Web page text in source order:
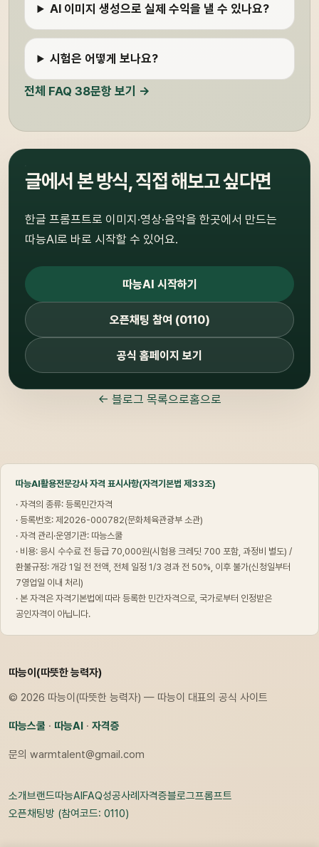
AI 이미지 생성으로 실제 수익을 낼 수 있나요?
시험은 어떻게 보나요?
전체 FAQ 38문항 보기 →
글에서 본 방식, 직접 해보고 싶다면
한글 프롬프트로 이미지·영상·음악을 한곳에서 만드는
따능AI로 바로 시작할 수 있어요.
따능AI 시작하기
오픈채팅 참여 (0110)
공식 홈페이지 보기
← 블로그 목록으로홈으로
따능AI활용전문강사 자격 표시사항(자격기본법 제33조)
· 자격의 종류: 등록민간자격
· 등록번호: 제2026-000782(문화체육관광부 소관)
· 자격 관리·운영기관: 따능스쿨
· 비용: 응시 수수료 전 등급 70,000원(시험용 크레딧 700 포함, 과정비 별도) /
환불규정: 개강 1일 전 전액, 전체 일정 1/3 경과 전 50%, 이후 불가(신청일부터
7영업일 이내 처리)
· 본 자격은 자격기본법에 따라 등록한 민간자격으로, 국가로부터 인정받은
공인자격이 아닙니다.
따능이(따뜻한 능력자)
© 2026 따능이(따뜻한 능력자) — 따능이 대표의 공식 사이트
따능스쿨 · 따능AI · 자격증
문의 warmtalent@gmail.com
소개브랜드따능AIFAQ성공사례 자격증블로그프롬프트
오픈채팅방 (참여코드: 0110)